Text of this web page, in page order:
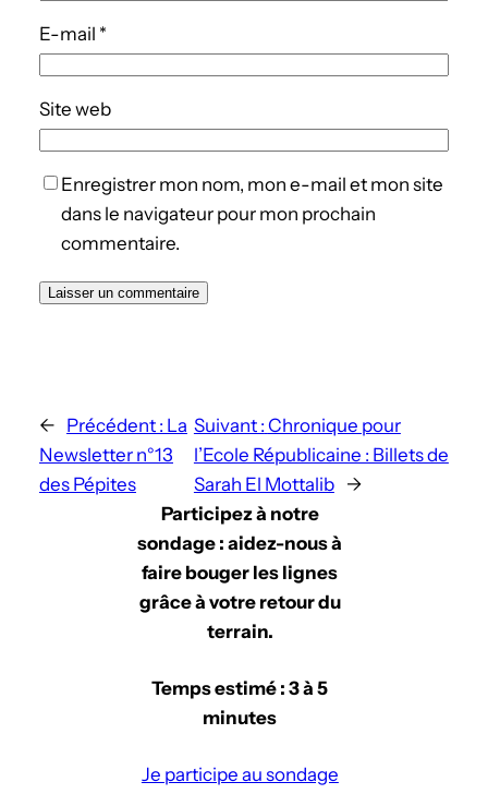
E-mail *
Site web
Enregistrer mon nom, mon e-mail et mon site
dans le navigateur pour mon prochain
commentaire.
← Précédent : La
Newsletter n°13
des Pépites
Suivant : Chronique pour
l’Ecole Républicaine : Billets de
Sarah El Mottalib
→
Participez à notre
sondage : aidez-nous à
faire bouger les lignes
grâce à votre retour du
terrain.
Temps estimé : 3 à 5
minutes
Je participe au sondage